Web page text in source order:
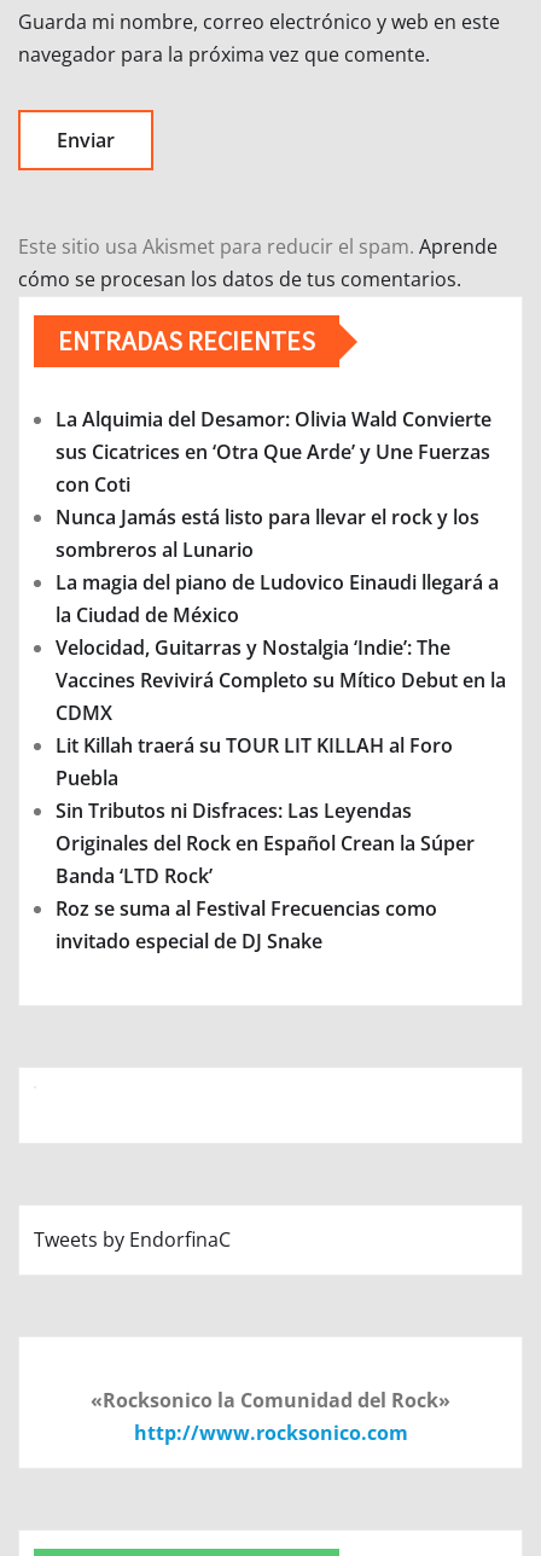
Guarda mi nombre, correo electrónico y web en este
navegador para la próxima vez que comente.
Este sitio usa Akismet para reducir el spam. Aprende
cómo se procesan los datos de tus comentarios.
ENTRADAS RECIENTES
La Alquimia del Desamor: Olivia Wald Convierte
sus Cicatrices en ‘Otra Que Arde’ y Une Fuerzas
con Coti
Nunca Jamás está listo para llevar el rock y los
sombreros al Lunario
La magia del piano de Ludovico Einaudi llegará a
la Ciudad de México
Velocidad, Guitarras y Nostalgia ‘Indie’: The
Vaccines Revivirá Completo su Mítico Debut en la
CDMX
Lit Killah traerá su TOUR LIT KILLAH al Foro
Puebla
Sin Tributos ni Disfraces: Las Leyendas
Originales del Rock en Español Crean la Súper
Banda ‘LTD Rock’
Roz se suma al Festival Frecuencias como
invitado especial de DJ Snake
Tweets by EndorfinaC
«Rocksonico la Comunidad del Rock»
http://www.rocksonico.com